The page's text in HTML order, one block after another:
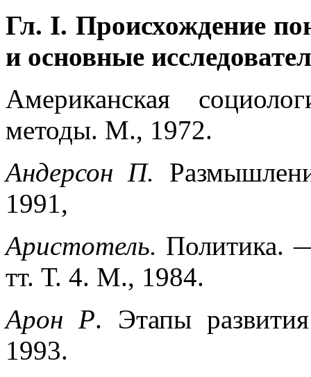
Гл. I. Происхождение
и основные
Американская
методы. М., 1972.
Андерсон П.
1991,
Аристотель. Политика.
тт. Т. 4. М., 1984.
Арон Р. Этапы
1993.